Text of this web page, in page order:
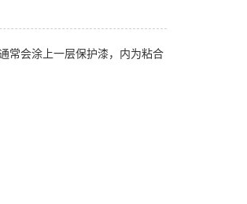
常会涂上一层保护漆，内为粘合